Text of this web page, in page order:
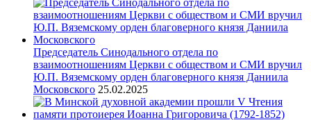
Председатель Синодального отдела по
взаимоотношениям Церкви с обществом и СМИ вручил
Ю.П. Вяземскому орден благоверного князя Даниила
Московского 25.02.2025